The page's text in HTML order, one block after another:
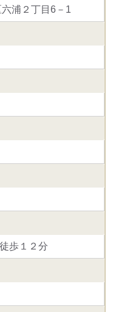
浦２丁目6－1
歩１２分